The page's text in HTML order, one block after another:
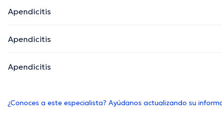
Apendicitis
Apendicitis
Apendicitis
¿Conoces a este especialista? Ayúdanos actualizando su